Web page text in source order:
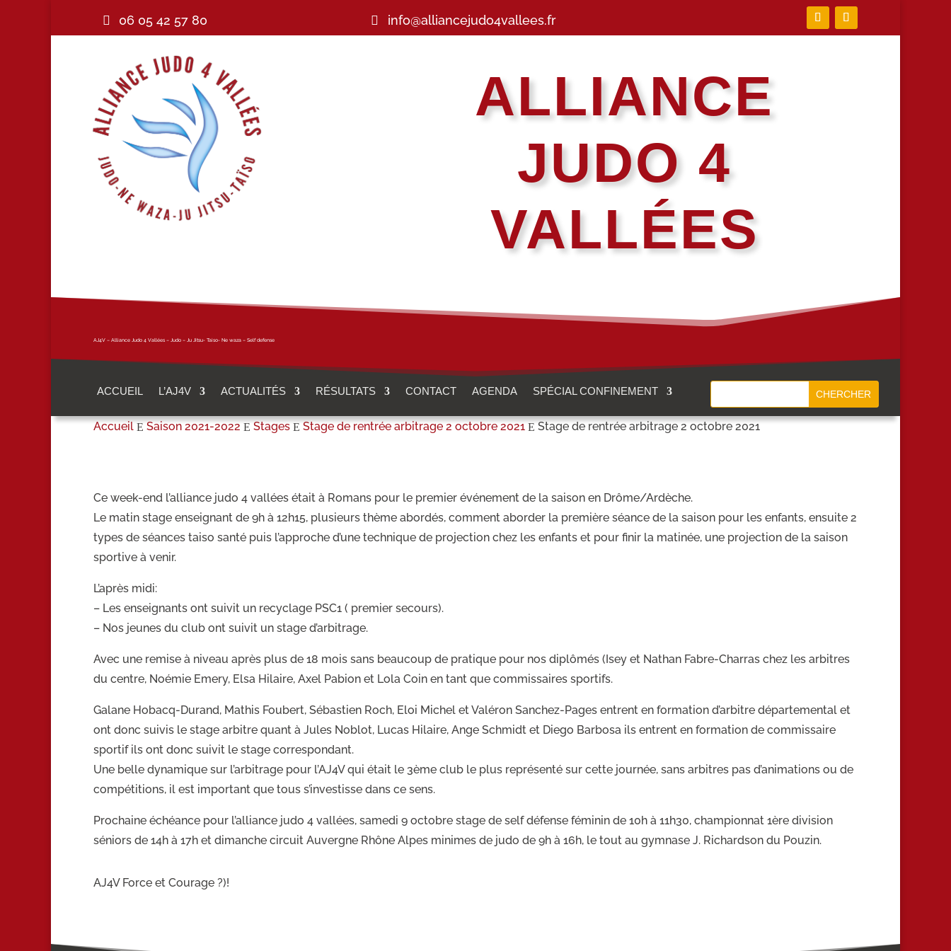
06 05 42 57 80 info@alliancejudo4vallees.fr
ALLIANCE
JUDO 4
VALLÉES
AJ4V – Alliance Judo 4 Vallées – Judo – Ju Jitsu- Taiso- Ne waza – Self defense
ACCUEIL L’AJ4V ACTUALITÉS RÉSULTATS CONTACT AGENDA SPÉCIAL CONFINEMENT
Accueil E Saison 2021-2022 E Stages E Stage de rentrée arbitrage 2 octobre 2021 E Stage de rentrée arbitrage 2 octobre 2021
Ce week-end l’alliance judo 4 vallées était à Romans pour le premier événement de la saison en Drôme/Ardèche.
Le matin stage enseignant de 9h à 12h15, plusieurs thème abordés, comment aborder la première séance de la saison pour les enfants, ensuite 2
types de séances taiso santé puis l’approche d’une technique de projection chez les enfants et pour finir la matinée, une projection de la saison
sportive à venir.
L’après midi:
– Les enseignants ont suivit un recyclage PSC1 ( premier secours).
– Nos jeunes du club ont suivit un stage d’arbitrage.
Avec une remise à niveau après plus de 18 mois sans beaucoup de pratique pour nos diplômés (Isey et Nathan Fabre-Charras chez les arbitres
du centre, Noémie Emery, Elsa Hilaire, Axel Pabion et Lola Coin en tant que commissaires sportifs.
Galane Hobacq-Durand, Mathis Foubert, Sébastien Roch, Eloi Michel et Valéron Sanchez-Pages entrent en formation d’arbitre départemental et
ont donc suivis le stage arbitre quant à Jules Noblot, Lucas Hilaire, Ange Schmidt et Diego Barbosa ils entrent en formation de commissaire
sportif ils ont donc suivit le stage correspondant.
Une belle dynamique sur l’arbitrage pour l’AJ4V qui était le 3ème club le plus représenté sur cette journée, sans arbitres pas d’animations ou de
compétitions, il est important que tous s’investisse dans ce sens.
Prochaine échéance pour l’alliance judo 4 vallées, samedi 9 octobre stage de self défense féminin de 10h à 11h30, championnat 1ère division
séniors de 14h à 17h et dimanche circuit Auvergne Rhône Alpes minimes de judo de 9h à 16h, le tout au gymnase J. Richardson du Pouzin.
AJ4V Force et Courage ?)!